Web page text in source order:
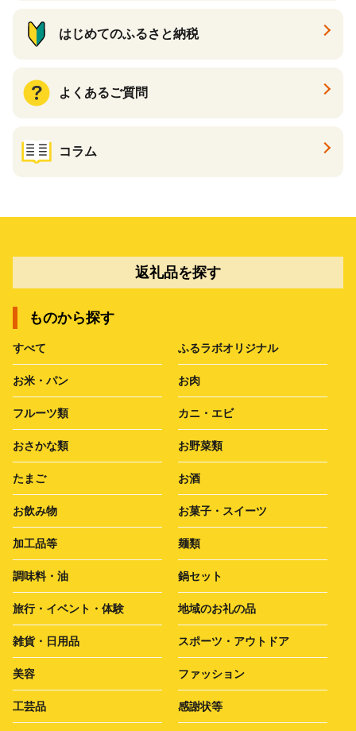
はじめてのふるさと納税
よくあるご質問
コラム
返礼品を探す
ものから探す
すべて ふるラボオリジナル
お米・パン お肉
フルーツ類 カニ・エビ
おさかな類 お野菜類
たまご お酒
お飲み物 お菓子・スイーツ
加工品等 麺類
調味料・油 鍋セット
旅行・イベント・体験 地域のお礼の品
雑貨・日用品 スポーツ・アウトドア
美容 ファッション
工芸品 感謝状等